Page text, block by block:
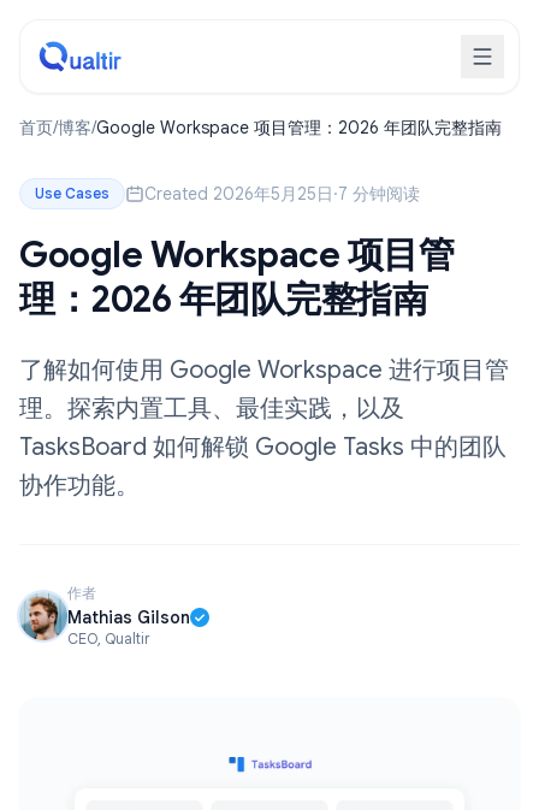
首页/博客/Google Workspace 项目管理：2026 年团队完整指南
Use Cases Created 2026年5月25日·7 分钟阅读
Google Workspace 项目管
理：2026 年团队完整指南
了解如何使用 Google Workspace 进行项目管
理。探索内置工具、最佳实践，以及
TasksBoard 如何解锁 Google Tasks 中的团队
协作功能。
作者
Mathias Gilson
CEO, Qualtir